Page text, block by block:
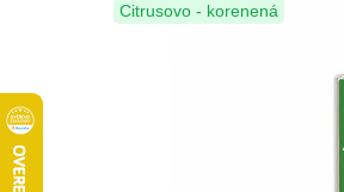
Citrusovo - korenená